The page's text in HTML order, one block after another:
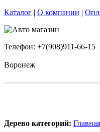
Каталог | О компании |
Телефон: +7(908)911-66-15
Воронеж
Дерево категорий: Главная